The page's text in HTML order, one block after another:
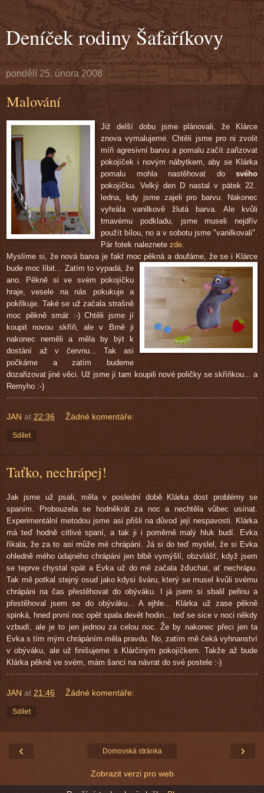
Deníček rodiny Šafaříkovy
pondělí 25. února 2008
Malování
Již delší dobu jsme plánovali, že Klárce
znova vymalujeme. Chtěli jsme pro ni zvolit
míň agresivní barvu a pomalu začít zařizovat
pokojíček i novým nábytkem, aby se Klárka
pomalu mohla nastěhovat do svého
pokojíčku. Velký den D nastal v pátek 22.
ledna, kdy jsme zajeli pro barvu. Nakonec
vyhrála vanilkově žlutá barva. Ale kvůli
tmavému podkladu, jsme museli nejdřív
použít bílou, no a v sobotu jsme "vanilkovali".
Pár fotek naleznete zde
Myslíme si, že nová barva je fakt moc pěkná a doufáme, že se i Klárce
bude moc líbit... Zatím to vypadá, že
ano. Pěkně si ve svém pokojíčku
hraje, vesele na nás pokukuje a
pokřikuje. Také se už začala strašně
moc pěkně smát :-) Chtěli jsme jí
koupit novou skříň, ale v Brně ji
nakonec neměli a měla by být k
dostání až v červnu... Tak asi
počkáme a zatím budeme
dozařizovat jiné věci. Už jsme jí tam koupili nové poličky se skříňkou... a
Remyho :-)
JAN at 22:36 Žádné komentáře:
Sdílet
Taťko, nechrápej!
Jak jsme už psali, měla v poslední době Klárka dost problémy se
spaním. Probouzela se hodněkrát za noc a nechtěla vůbec usínat.
Experimentální metodou jsme asi přišli na důvod její nespavosti. Klárka
má teď hodně citlivé spaní, a tak ji i poměrně malý hluk budí. Evka
říkala, že za to asi může mé chrápání. Já si do teď myslel, že si Evka
ohledně mého údajného chrápání jen blbě vymýšlí, obzvlášť, když jsem
se teprve chystal spát a Evka už do mě začala žďuchat, ať nechrápu.
Tak mě potkal stejný osud jako kdysi šváru, který se musel kvůli svému
chrápáni na čas přestěhovat do obýváku. I já jsem si sbalil peřinu a
přestěhoval jsem se do obýváku... A ejhle... Klárka už zase pěkně
spinká, hned první noc opět spala devět hodin... teď se sice v noci někdy
vzbudí, ale je to jen jednou za celou noc. Že by nakonec přeci jen ta
Evka s tím mým chrápáním měla pravdu. No, zatím mě čeká vyhnanství
v obýváku, ale už finišujeme s Klárčiným pokojíčkem. Takže až bude
Klárka pěkně ve svém, mám šanci na návrat do své postele :-)
JAN at 21:46 Žádné komentáře:
Sdílet
‹ ›
Domovská stránka
Zobrazit verzi pro web